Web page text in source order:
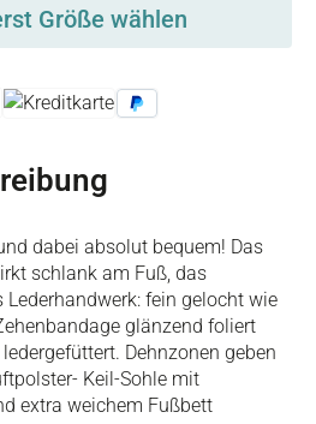
Größe wählen
dabei absolut bequem! Das
schlank am Fuß, das
Lederhandwerk: fein gelocht wie
glänzend foliert
Dehnzonen geben
Keil-Sohle mit
extra weichem Fußbett